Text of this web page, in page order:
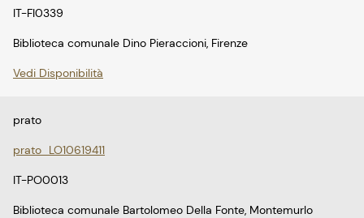
IT-FI0339
Biblioteca comunale Dino Pieraccioni, Firenze
Vedi Disponibilità
prato
prato_LO10619411
IT-PO0013
Biblioteca comunale Bartolomeo Della Fonte, Montemurlo